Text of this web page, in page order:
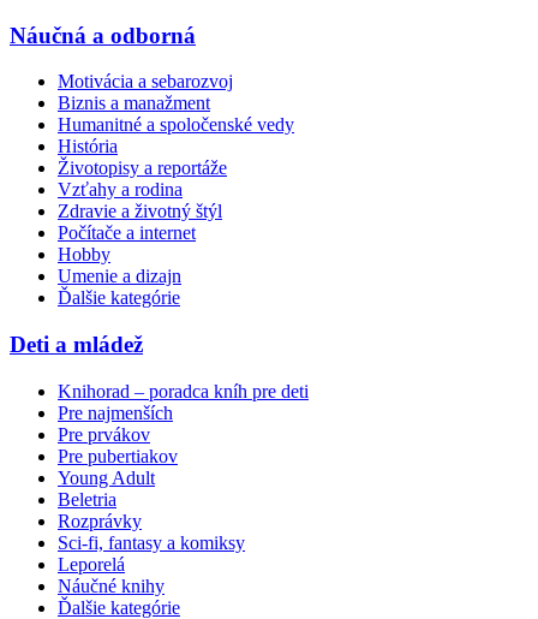
Náučná a odborná
Motivácia a sebarozvoj
Biznis a manažment
Humanitné a spoločenské vedy
História
Životopisy a reportáže
Vzťahy a rodina
Zdravie a životný štýl
Počítače a internet
Hobby
Umenie a dizajn
Ďalšie kategórie
Deti a mládež
Knihorad – poradca kníh pre deti
Pre najmenších
Pre prvákov
Pre pubertiakov
Young Adult
Beletria
Rozprávky
Sci-fi, fantasy a komiksy
Leporelá
Náučné knihy
Ďalšie kategórie